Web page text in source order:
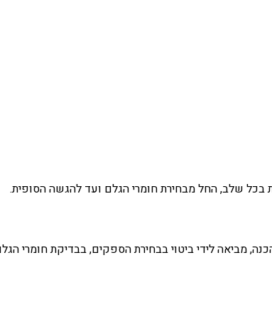
בכל שלב, החל מבחירת חומרי הגלם ועד להגשה הסופית.
מביאה לידי ביטוי בבחירת הספקים, בבדיקת חומרי